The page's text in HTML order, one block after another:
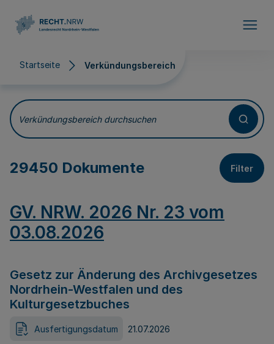
Startseite Verkündungsbereich
Verkündungsbereich
Verkündungsbereich durchsuchen
29450 Dokumente Filter
GV. NRW. 2026 Nr. 23 vom
03.08.2026
Gesetz zur Änderung des Archivgesetzes
Nordrhein-Westfalen und des
Kulturgesetzbuches
Ausfertigungsdatum 21.07.2026